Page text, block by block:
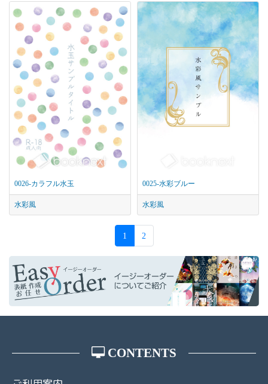
0026-カラフル水玉
水彩風
0025-水彩ブルー
水彩風
1 2
CONTENTS